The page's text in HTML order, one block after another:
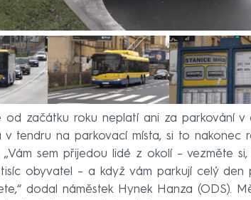
od začátku roku neplatí ani za parkování v
v tendru na parkovací místa, si to nakonec
„Vám sem přijedou lidé z okolí – vezměte
tisíc obyvatel – a když vám parkují celý den
dodal náměstek Hynek Hanza (ODS).